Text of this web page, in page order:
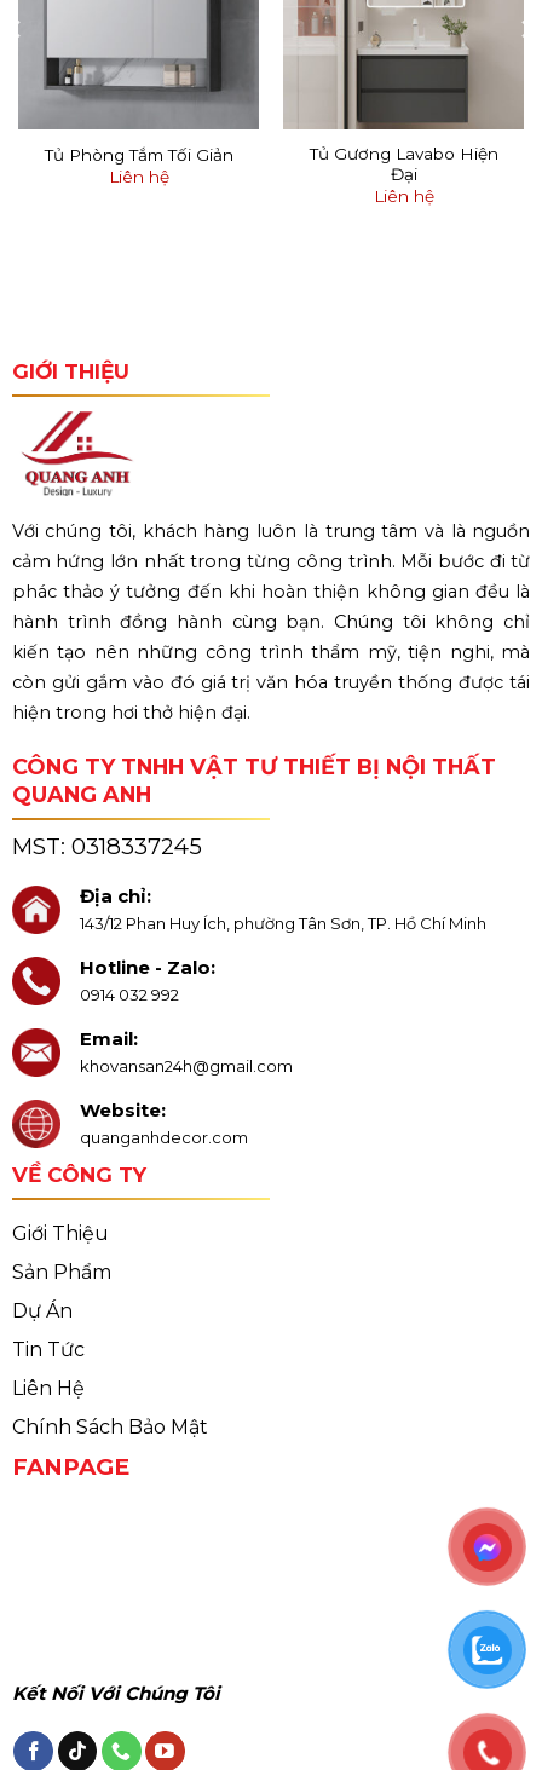
Tủ Phòng Tắm Tối Giản
Liên hệ
Tủ Gương Lavabo Hiện
Đại
Liên hệ
GIỚI THIỆU
Với chúng tôi, khách hàng luôn là trung tâm và là nguồn
cảm hứng lớn nhất trong từng công trình. Mỗi bước đi từ
phác thảo ý tưởng đến khi hoàn thiện không gian đều là
hành trình đồng hành cùng bạn. Chúng tôi không chỉ
kiến tạo nên những công trình thẩm mỹ, tiện nghi, mà
còn gửi gắm vào đó giá trị văn hóa truyền thống được tái
hiện trong hơi thở hiện đại.
CÔNG TY TNHH VẬT TƯ THIẾT BỊ NỘI THẤT
QUANG ANH
MST: 0318337245
Địa chỉ:
143/12 Phan Huy Ích, phường Tân Sơn, TP. Hồ Chí Minh
Hotline - Zalo:
0914 032 992
Email:
khovansan24h@gmail.com
Website:
quanganhdecor.com
VỀ CÔNG TY
Giới Thiệu
Sản Phẩm
Dự Án
Tin Tức
Liên Hệ
Chính Sách Bảo Mật
FANPAGE
Kết Nối Với Chúng Tôi